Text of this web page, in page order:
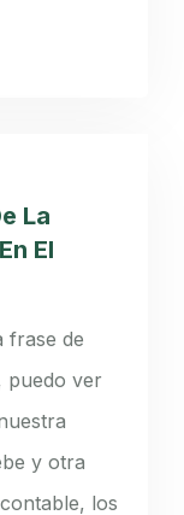
La
El
frase de
puedo ver
y otra
los